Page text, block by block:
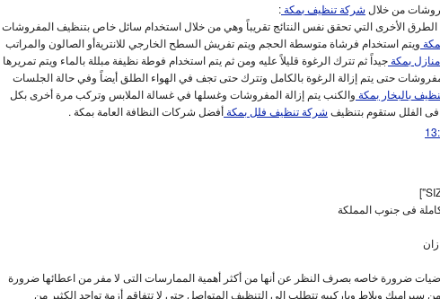
من خلال شركة تنظيف بمكة:
الأخرى التي تحقق نفس النتائج تقريباً وهي من خلال استخدام سائل خاص بتنظيف المفروشات
ويتم استخدام فرشاة متوسطة الحجم ويتم تفريش السطح الخارجي للانتريةأو الصالون والمراتب
بمكةجيداً ثم تترك الرغوة قليلاً عليه ومن ثم يتم استخدام فوطة نظيفة مبللة بالماء ويتم تمريرها
حتى يتم إزالة الرغوة بالكامل وتترك حتى تجف في الهواء الطلق أيضاً وفي حالة الجلسات
بالبخار بمكة والكنب يتم إزالة المفروشات وغسلها في غسالة الملابس وتركب مرة أخرى بكل
الفلل ستقوم بتنظيف شركة تنظيف فلل بمكةأفضل شركات النظافة العامة بمكة .
فى جنوب المملكة
ضرورة خاصه بصرف النظر عن أنها من أكثر أهمية الممارسات التى لا مفر من اعطائها ضرورة
سيراميك وبلاط وباركييه تتطلب الى التنظيف المتواصل حتى لا تتفاقم أزمة تواجد الكثير من